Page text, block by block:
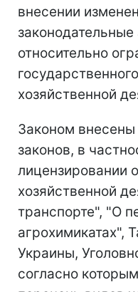
внесении
относительно
хозяйственной
Законом
законов, в
лицензировании
хозяйственной
транспорте", "О
агрохимикатах",
Украины,
согласно